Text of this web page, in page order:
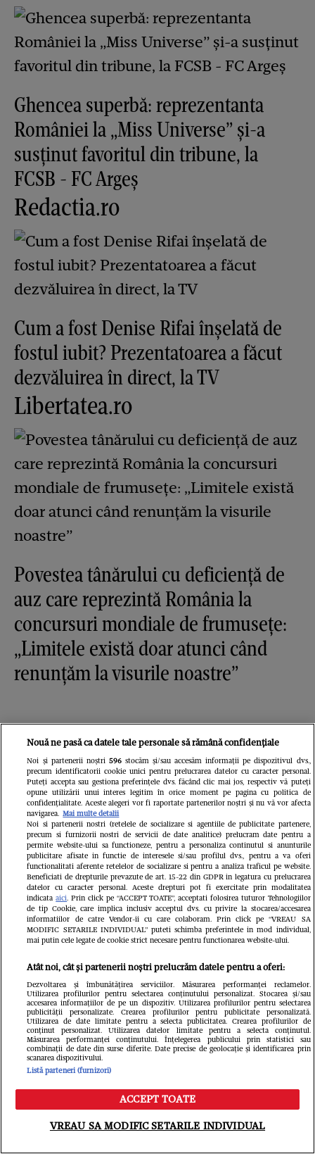
Ghencea superbă: reprezentanta
României la „Miss Universe” și-a
susținut favoritul din tribune, la
FCSB - FC Argeș
Redactia.ro
Cum a fost Denise Rifai înșelată de
fostul iubit? Prezentatoarea a făcut
dezvăluirea în direct, la TV
Libertatea.ro
Povestea tânărului cu deficiență de
auz care reprezintă România la
concursuri mondiale de frumusețe:
„Limitele există doar atunci când
renunțăm la visurile noastre”
Din aceeași categorie
Meniu Caută
Nouă ne pasă ca datele tale personale să rămână confidențiale
Noi și partenerii noștri 596stocăm și/sau accesăm informații pe dispozitivul dvs.,
precum identificatorii cookie unici pentru prelucrarea datelor cu caracter personal.
Puteți accepta sau gestiona preferințele dvs. făcând clic mai jos, respectiv vă puteți
opune utilizării unui interes legitim în orice moment pe pagina cu politica de
confidențialitate. Aceste alegeri vor fi raportate partenerilor noștri și nu vă vor afecta
navigarea. Mai multe detalii
Noi si partenerii nostri (retelele de socializare si agentiile de publicitate partenere,
precum si furnizorii nostri de servicii de date analitice) prelucram date pentru a
permite website-ului sa functioneze, pentru a personaliza continutul si anunturile
publicitare afisate in functie de interesele si/sau profilul dvs., pentru a va oferi
functionalitati aferente retelelor de socializare si pentru a analiza traficul pe website.
Beneficiati de drepturile prevazute de art. 15-22 din GDPR in legatura cu prelucrarea
datelor cu caracter personal. Aceste drepturi pot fi exercitate prin modalitatea
indicataaici. Prin click pe “ACCEPT TOATE”, acceptati folosirea tuturor Tehnologiilor
de tip Cookie, care implica inclusiv acceptul dvs. cu privire la stocarea/accesarea
informatiilor de catre Vendor-ii cu care colaboram. Prin click pe “VREAU SA
MODIFIC SETARILE INDIVIDUAL” puteti schimba preferintele in mod individual,
mai putin cele legate de cookie strict necesare pentru functionarea website-ului.
Atât noi, cât și partenerii noștri prelucrăm datele pentru a oferi:
Dezvoltarea și îmbunătățirea serviciilor. Măsurarea performanței reclamelor.
Utilizarea profilurilor pentru selectarea conținutului personalizat. Stocarea și/sau
accesarea informațiilor de pe un dispozitiv. Utilizarea profilurilor pentru selectarea
publicității personalizate. Crearea profilurilor pentru publicitate personalizată.
Utilizarea de date limitate pentru a selecta publicitatea. Crearea profilurilor de
conținut personalizat. Utilizarea datelor limitate pentru a selecta conținutul.
Măsurarea performanței conținutului. Înțelegerea publicului prin statistici sau
combinații de date din surse diferite. Date precise de geolocație și identificarea prin
scanarea dispozitivului.
Listă parteneri (furnizori)
ACCEPT TOATE
VREAU SA MODIFIC SETARILE INDIVIDUAL